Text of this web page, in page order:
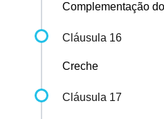
Complementação
Cláusula 16
Creche
Cláusula 17